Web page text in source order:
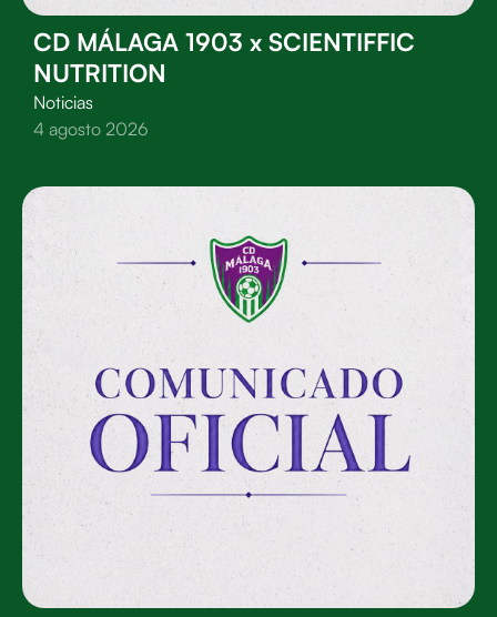
CD MÁLAGA 1903 x SCIENTIFFIC
NUTRITION
Noticias
4 agosto 2026